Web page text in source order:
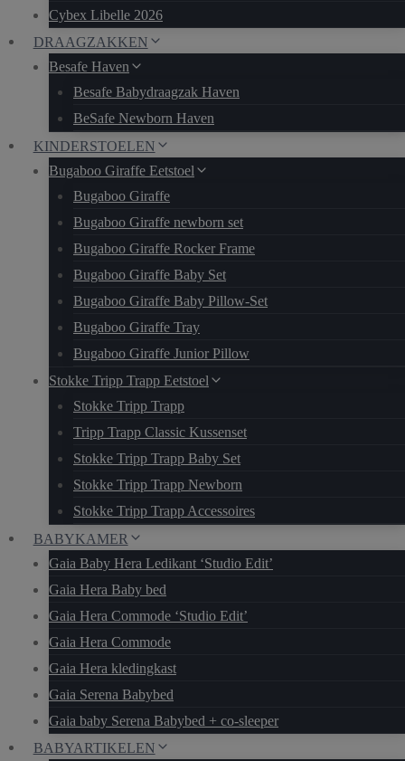
Cybex Libelle 2026
DRAAGZAKKEN
Besafe Haven
Besafe Babydraagzak Haven
BeSafe Newborn Haven
KINDERSTOELEN
Bugaboo Giraffe Eetstoel
Bugaboo Giraffe
Bugaboo Giraffe newborn set
Bugaboo Giraffe Rocker Frame
Bugaboo Giraffe Baby Set​
Bugaboo Giraffe Baby Pillow-Set
Bugaboo Giraffe Tray
Bugaboo Giraffe Junior Pillow
Stokke Tripp Trapp Eetstoel
Stokke Tripp Trapp
Tripp Trapp Classic Kussenset
Stokke Tripp Trapp Baby Set
Stokke Tripp Trapp Newborn
Stokke Tripp Trapp Accessoires
BABYKAMER
Gaia Baby Hera Ledikant ‘Studio Edit’
Gaia Hera Baby bed
Gaia Hera Commode ‘Studio Edit’
Gaia Hera Commode
Gaia Hera kledingkast
Gaia Serena Babybed
Gaia baby Serena Babybed + co-sleeper
BABYARTIKELEN